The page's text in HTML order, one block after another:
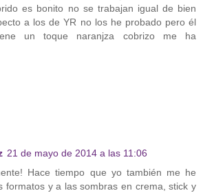
es bonito no se trabajan igual de bien
a los de YR no los he probado pero él
un toque naranjza cobrizo me ha
21 de mayo de 2014 a las 11:06
Hace tiempo que yo también me he
formatos y a las sombras en crema, stick y